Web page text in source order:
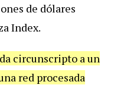
de dólares
Index.
circunscripto a un
red procesada